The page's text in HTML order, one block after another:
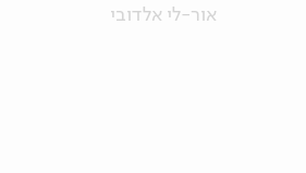
אור-לי אלדובי